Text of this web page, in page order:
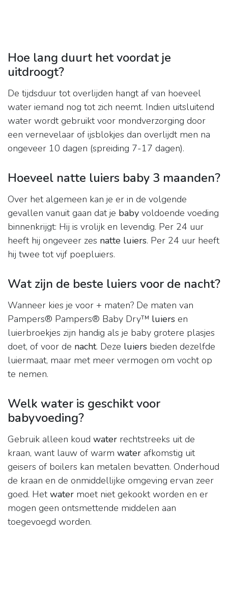
Hoe lang duurt het voordat je
uitdroogt?
De tijdsduur tot overlijden hangt af van hoeveel
water iemand nog tot zich neemt. Indien uitsluitend
water wordt gebruikt voor mondverzorging door
een vernevelaar of ijsblokjes dan overlijdt men na
ongeveer 10 dagen (spreiding 7-17 dagen).
Hoeveel natte luiers baby 3 maanden?
Over het algemeen kan je er in de volgende
gevallen vanuit gaan dat je baby voldoende voeding
binnenkrijgt: Hij is vrolijk en levendig. Per 24 uur
heeft hij ongeveer zes natte luiers. Per 24 uur heeft
hij twee tot vijf poepluiers.
Wat zijn de beste luiers voor de nacht?
Wanneer kies je voor + maten? De maten van
Pampers® Pampers® Baby Dry™ luiers en
luierbroekjes zijn handig als je baby grotere plasjes
doet, of voor de nacht. Deze luiers bieden dezelfde
luiermaat, maar met meer vermogen om vocht op
te nemen.
Welk water is geschikt voor
babyvoeding?
Gebruik alleen koud water rechtstreeks uit de
kraan, want lauw of warm water afkomstig uit
geisers of boilers kan metalen bevatten. Onderhoud
de kraan en de onmiddellijke omgeving ervan zeer
goed. Hetwater moet niet gekookt worden en er
mogen geen ontsmettende middelen aan
toegevoegd worden.